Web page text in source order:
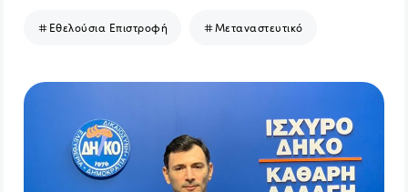
Εθελούσια Επιστροφή Μεταναστευτικό